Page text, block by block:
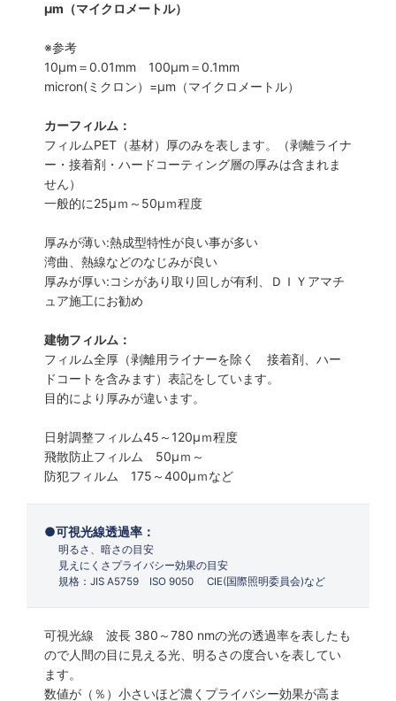
μm（マイクロメートル）
※参考
10μm＝0.01mm 100μm＝0.1mm
micron(ミクロン）=µm（マイクロメートル）
カーフィルム：
フィルムPET（基材）厚のみを表します。（剥離ライナ
ー・接着剤・ハードコーティング層の厚みは含まれま
せん）
一般的に25µｍ～50µｍ程度
厚みが薄い:熱成型特性が良い事が多い
湾曲、熱線などのなじみが良い
厚みが厚い:コシがあり取り回しが有利、ＤＩＹアマチ
ュア施工にお勧め
建物フィルム：
フィルム全厚（剥離用ライナーを除く 接着剤、ハー
ドコートを含みます）表記をしています。
目的により厚みが違います。
日射調整フィルム45～120µｍ程度
飛散防止フィルム 50µｍ～
防犯フィルム 175～400µｍなど
可視光線透過率：
明るさ、暗さの目安
見えにくさプライバシー効果の目安
規格：JIS A5759 ISO 9050 CIE(国際照明委員会)など
可視光線 波長 380～780 nmの光の透過率を表したも
ので人間の目に見える光、明るさの度合いを表してい
ます。
数値が（％）小さいほど濃くプライバシー効果が高ま